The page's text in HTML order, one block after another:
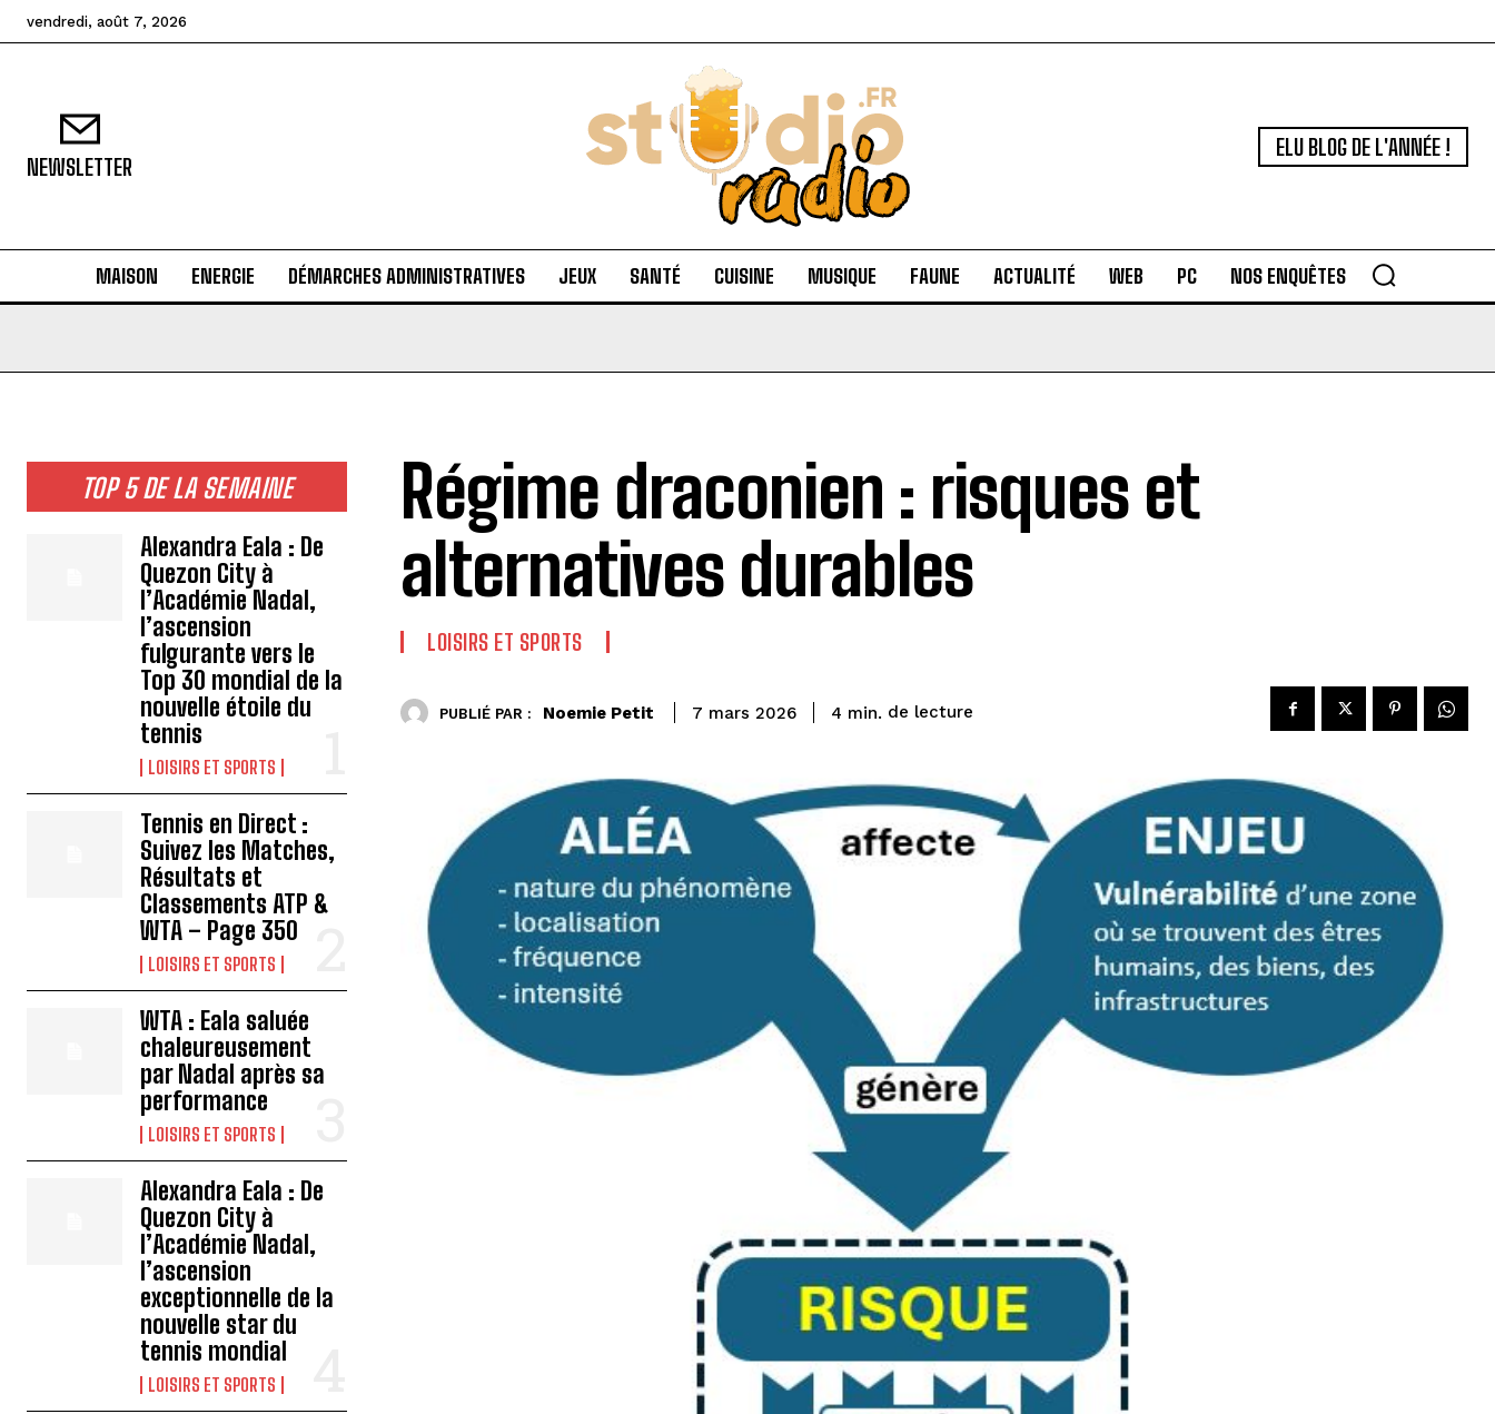
vendredi, août 7, 2026
NEWSLETTER
ELU BLOG DE L'ANNÉE !
MAISON ENERGIE DÉMARCHES ADMINISTRATIVES JEUX SANTÉ CUISINE MUSIQUE FAUNE ACTUALITÉ WEB PC NOS ENQUÊTES
TOP 5 DE LA SEMAINE
Alexandra Eala : De
Quezon City à
l’Académie Nadal,
l’ascension
fulgurante vers le
Top 30 mondial de la
nouvelle étoile du
tennis
LOISIRS ET SPORTS
Tennis en Direct :
Suivez les Matches,
Résultats et
Classements ATP &
WTA – Page 350
LOISIRS ET SPORTS
WTA : Eala saluée
chaleureusement
par Nadal après sa
performance
LOISIRS ET SPORTS
Alexandra Eala : De
Quezon City à
l’Académie Nadal,
l’ascension
exceptionnelle de la
nouvelle star du
tennis mondial
LOISIRS ET SPORTS
Régime draconien : risques et
alternatives durables
LOISIRS ET SPORTS
PUBLIÉ PAR : Noemie Petit 7 mars 2026 4 min. de lecture